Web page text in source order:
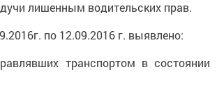
лишенным водительских прав.
по 12.09.2016 г. выявлено:
транспортом в состоянии